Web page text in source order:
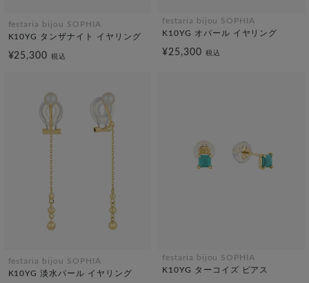
festaria bijou SOPHIA
K10YG タンザナイト イヤリング
¥25,300税込
festaria bijou SOPHIA
K10YG オパール イヤリング
¥25,300 税込
festaria bijou SOPHIA
K10YG 淡水パール イヤリング
festaria bijou SOPHIA
K10YG ターコイズ ピアス